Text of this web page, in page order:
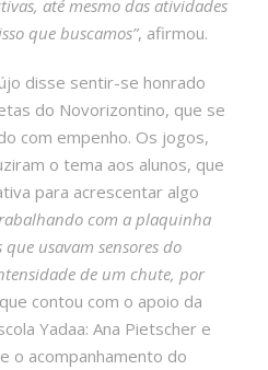
até mesmo das atividades
que buscamos”, afirmou.
disse sentir-se honrado
do Novorizontino, que se
com empenho. Os jogos,
o tema aos alunos, que
para acrescentar algo
com a plaquinha
usavam sensores do
de um chute, por
contou com o apoio da
Yadaa: Ana Pietscher e
o acompanhamento do